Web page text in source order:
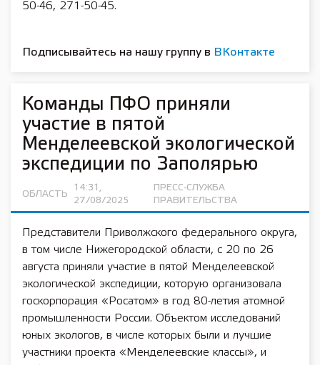
50-46, 271-50-45.
Подписывайтесь на нашу группу в ВКонтакте
Команды ПФО приняли
участие в пятой
Менделеевской экологической
экспедиции по Заполярью
ОБЛАСТЬ
14:31,
27/08/2025
ПРЕСС-СЛУЖБА
ПРАВИТЕЛЬСТВА
Представители Приволжского федерального округа,
в том числе Нижегородской области, с 20 по 26
августа приняли участие в пятой Менделеевской
экологической экспедиции, которую организовала
госкорпорация «Росатом» в год 80-летия атомной
промышленности России. Объектом исследований
юных экологов, в числе которых были и лучшие
участники проекта «Менделеевские классы», и